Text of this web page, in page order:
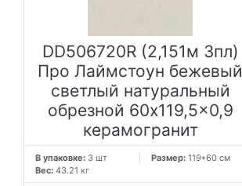
DD506720R (2,151м 3пл)
Про Лаймстоун бежевый
светлый натуральный
обрезной 60x119,5x0,9
керамогранит
В упаковке: 3 шт Размер:119*60 см
Вес: 43.21 кг